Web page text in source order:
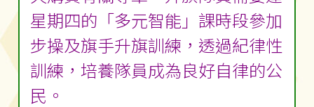
星期四的「多元智能」課時段參加
步操及旗手升旗訓練，透過紀律性
訓練，培養隊員成為良好自律的公
民。